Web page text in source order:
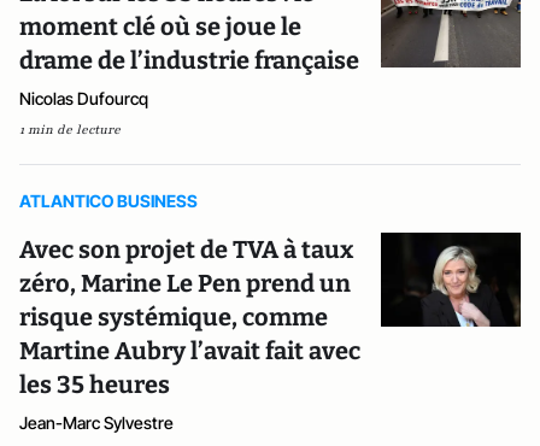
moment clé où se joue le
drame de l’industrie française
Nicolas Dufourcq
1 min de lecture
ATLANTICO BUSINESS
Avec son projet de TVA à taux
zéro, Marine Le Pen prend un
risque systémique, comme
Martine Aubry l’avait fait avec
les 35 heures
Jean-Marc Sylvestre